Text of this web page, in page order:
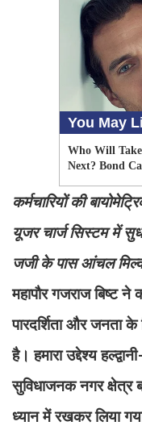
कर्मचारियों की
यूजर चार्ज सिस्टम में
जजी के पास आंचल
महापौर गजराज बिष्ट ने
पारदर्शिता और जनता के
है। हमारा उद्देश्य
सुविधाजनक नगर क्षेत्र
ध्यान में रखकर लिया